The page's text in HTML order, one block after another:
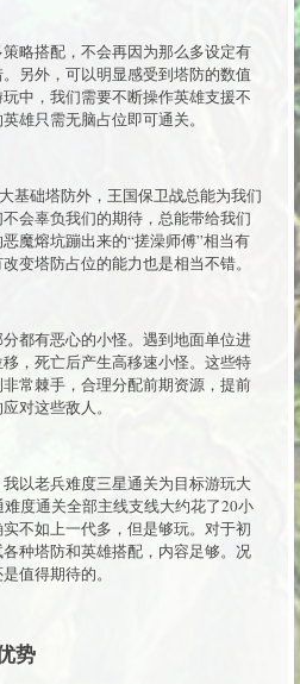
略搭配，不会再因为那么多设定有
另外，可以明显感受到塔防的数值
中，我们需要不断操作英雄支援不
雄只需无脑占位即可通关。
基础塔防外，王国保卫战总能为我们
会辜负我们的期待，总能带给我们
魔熔坑蹦出来的“搓澡师傅”相当有
变塔防占位的能力也是相当不错。
都有恶心的小怪。遇到地面单位进
，死亡后产生高移速小怪。这些特
常棘手，合理分配前期资源，提前
对这些敌人。
以老兵难度三星通关为目标游玩大
度通关全部主线支线大约花了20小
不如上一代多，但是够玩。对于初
种塔防和英雄搭配，内容足够。况
值得期待的。
势